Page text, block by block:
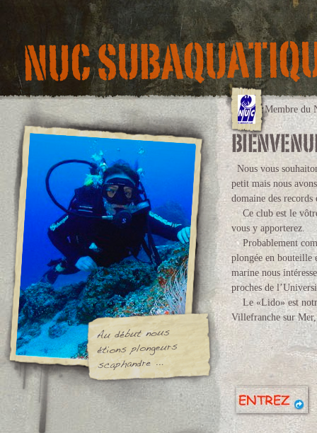
Nous vous
petit mais nous
domaine des records
Ce club est le
vous y apporterez.
Probablement
plongée en bouteille
marine nous
proches de
Le «Lido» est notre
Villefranche sur
Membre du